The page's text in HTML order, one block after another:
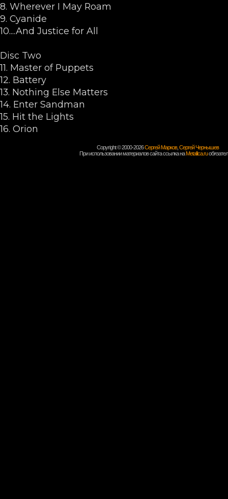
8. Wherever I May Roam
9. Cyanide
10....And Justice for All
Disc Two
11. Master of Puppets
12. Battery
13. Nothing Else Matters
14. Enter Sandman
15. Hit the Lights
16. Orion
Copyright © 2000-2026Сергей Марков, Сергей Чернышев
При использовании материалов сайта ссылка наMetallica.ru